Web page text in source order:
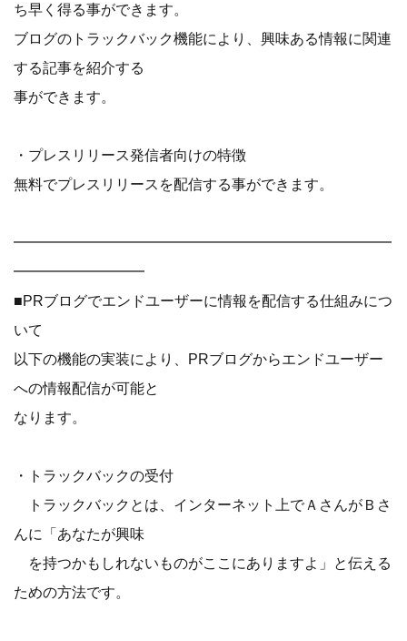
ち早く得る事ができます。
ブログのトラックバック機能により、興味ある情報に関連
する記事を紹介する
事ができます。
・プレスリリース発信者向けの特徴
無料でプレスリリースを配信する事ができます。
━━━━━━━━━━━━━━━━━━━━━━━━━━
━━━━━━━━━
■PRブログでエンドユーザーに情報を配信する仕組みにつ
いて
以下の機能の実装により、PRブログからエンドユーザー
への情報配信が可能と
なります。
・トラックバックの受付
トラックバックとは、インターネット上でＡさんがＢさ
んに「あなたが興味
を持つかもしれないものがここにありますよ」と伝える
ための方法です。